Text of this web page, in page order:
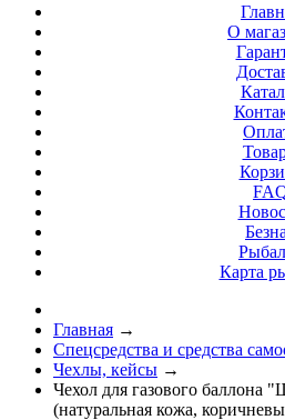
О
Карта
Главная →
Спецсредства и средства
Чехлы, кейсы →
Чехол для газового баллона
(натуральная кожа,